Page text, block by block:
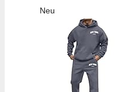
Neu